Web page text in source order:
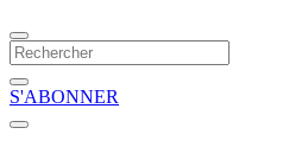
S'ABONNER